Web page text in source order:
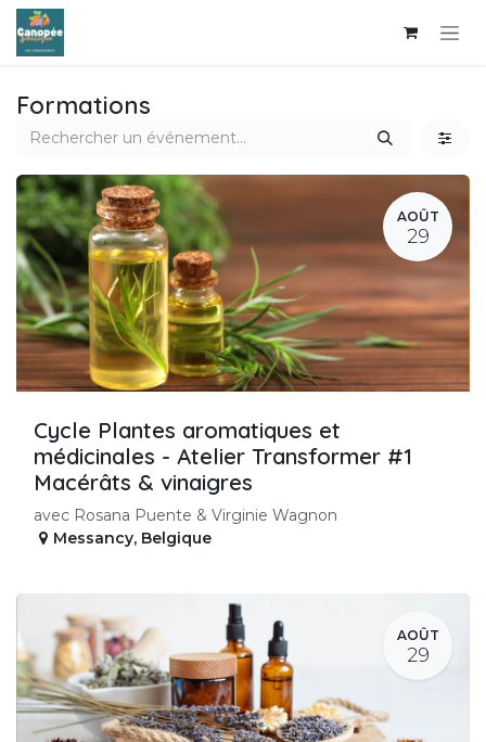
Se rendre au contenu
Formations
AOÛT
29
Cycle Plantes aromatiques et
médicinales - Atelier Transformer #1
Macérâts & vinaigres
avec Rosana Puente & Virginie Wagnon
Messancy, Belgique
AOÛT
29